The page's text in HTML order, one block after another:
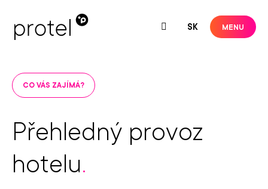
MENU
CZ
SK
CO VÁS ZAJÍMÁ?
Přehledný provoz
hotelu.